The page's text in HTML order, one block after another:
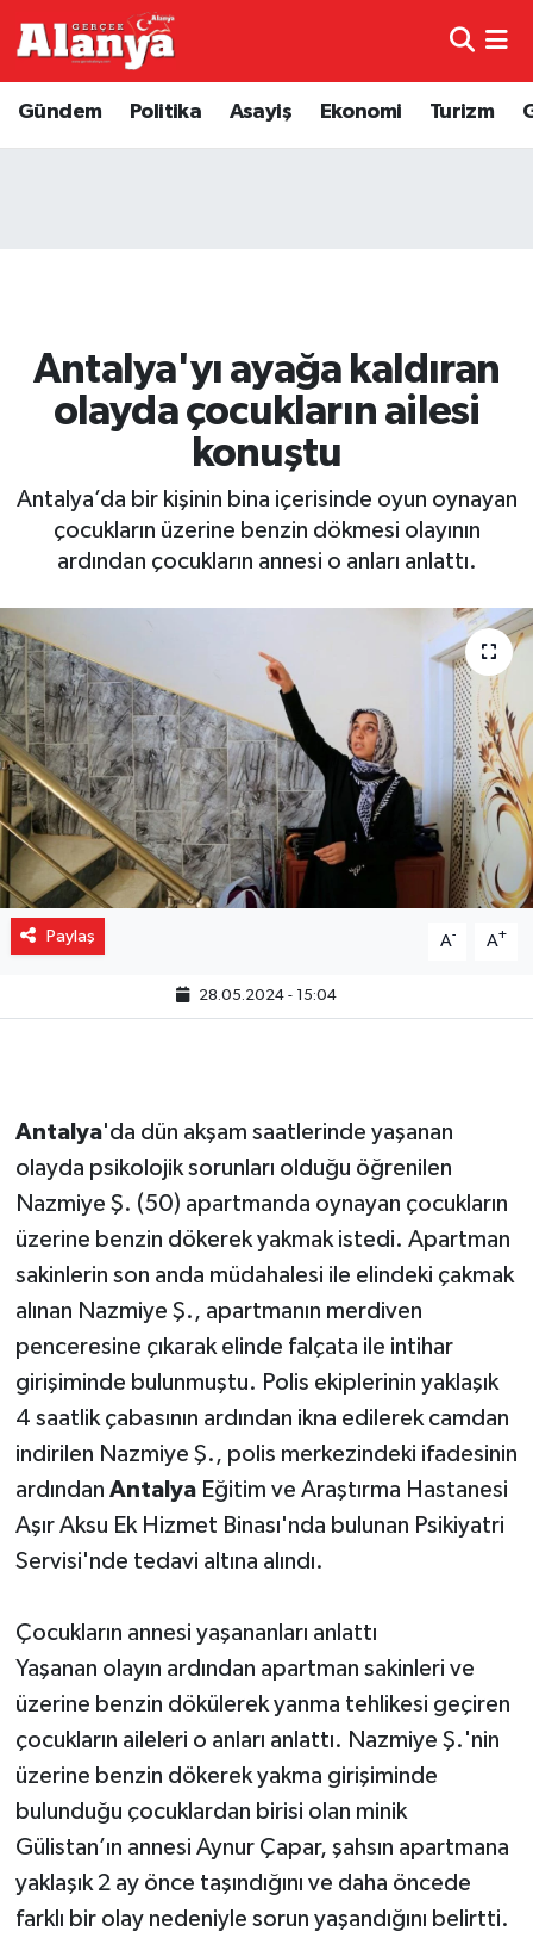
Gündem Politika Asayiş Ekonomi Turizm
Antalya'yı ayağa kaldıran
olayda çocukların ailesi
konuştu
Antalya’da bir kişinin bina içerisinde oyun oynayan
çocukların üzerine benzin dökmesi olayının
ardından çocukların annesi o anları anlattı.
Paylaş A- A+
28.05.2024 - 15:04
Antalya'da dün akşam saatlerinde yaşanan
olayda psikolojik sorunları olduğu öğrenilen
Nazmiye Ş. (50) apartmanda oynayan çocukların
üzerine benzin dökerek yakmak istedi. Apartman
sakinlerin son anda müdahalesi ile elindeki çakmak
alınan Nazmiye Ş., apartmanın merdiven
penceresine çıkarak elinde falçata ile intihar
girişiminde bulunmuştu. Polis ekiplerinin yaklaşık
4 saatlik çabasının ardından ikna edilerek camdan
indirilen Nazmiye Ş., polis merkezindeki ifadesinin
ardından AntalyaEğitim ve Araştırma Hastanesi
Aşır Aksu Ek Hizmet Binası'nda bulunan Psikiyatri
Servisi'nde tedavi altına alındı.
Çocukların annesi yaşananları anlattı
Yaşanan olayın ardından apartman sakinleri ve
üzerine benzin dökülerek yanma tehlikesi geçiren
çocukların aileleri o anları anlattı. Nazmiye Ş.'nin
üzerine benzin dökerek yakma girişiminde
bulunduğu çocuklardan birisi olan minik
Gülistan’ın annesi Aynur Çapar, şahsın apartmana
yaklaşık 2 ay önce taşındığını ve daha öncede
farklı bir olay nedeniyle sorun yaşandığını belirtti.
Genel
Diğer
Ekonomi
Gizlilik İlkeleri - Privacy Policy
Gündem
Politika
Spor
Turizm
Trafik Durumu
Haber Arşivi